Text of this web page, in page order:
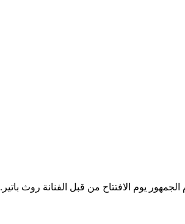
الجمهور يوم الافتتاح من قبل الفنانة روث باتير.